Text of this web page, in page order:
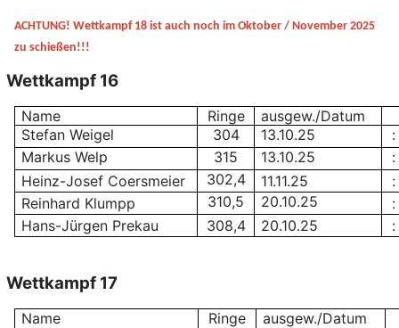
ACHTUNG! Wettkampf 18 ist auch noch im Oktober / November 2025
zu schießen!!!
Wettkampf 16
Name Ringe
ausgew./Datum
Stefan Weigel
304 13.10.25
:
Markus Welp
315 13.10.25
:
Heinz-Josef Coersmeier
302,4 11.11.25
:
Reinhard Klumpp
310,5 20.10.25
:
Hans-Jürgen Prekau
308,4 20.10.25 :
Wettkampf 17
Name Ringe ausgew./Datum